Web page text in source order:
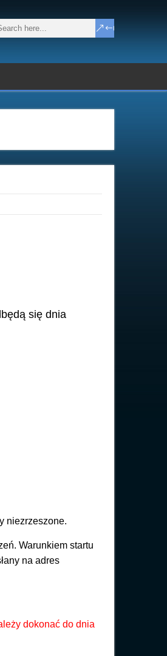
się dnia
niezrzeszone.
Warunkiem startu
na adres
dokonać do dnia